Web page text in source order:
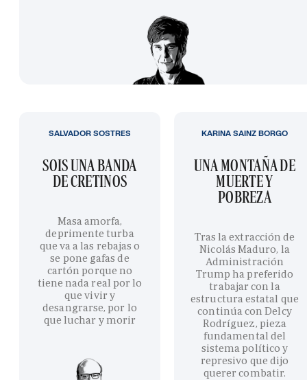
SOIS UNA BANDA
DE CRETINOS
Masa amorfa,
deprimente turba
que va a las rebajas o
se pone gafas de
cartón porque no
tiene nada real por lo
que vivir y
desangrarse, por lo
que luchar y morir
SALVADOR SOSTRES
UNA MONTAÑA DE
MUERTE Y
POBREZA
Tras la extracción de
Nicolás Maduro, la
Administración
Trump ha preferido
trabajar con la
estructura estatal que
continúa con Delcy
Rodríguez, pieza
fundamental del
sistema político y
represivo que dijo
querer combatir.
KARINA SAINZ BORGO